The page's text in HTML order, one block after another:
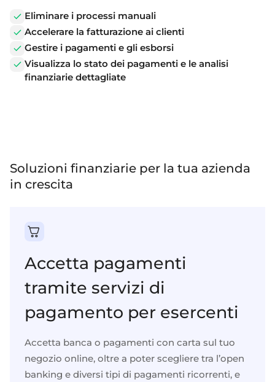
Eliminare i processi manuali
Accelerare la fatturazione ai clienti
Gestire i pagamenti e gli esborsi
Visualizza lo stato dei pagamenti e le analisi
finanziarie dettagliate
Soluzioni finanziarie per la tua azienda
in crescita
Accetta pagamenti
tramite servizi di
pagamento per esercenti
Accetta banca o pagamenti con carta sul tuo
negozio online, oltre a poter scegliere tra l’open
banking e diversi tipi di pagamenti ricorrenti, e